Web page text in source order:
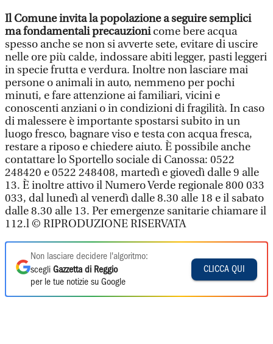
Il Comune invita la popolazione a seguire semplici
ma fondamentali precauzionicome bere acqua
spesso anche se non si avverte sete, evitare di uscire
nelle ore più calde, indossare abiti legger, pasti leggeri
in specie frutta e verdura. Inoltre non lasciare mai
persone o animali in auto, nemmeno per pochi
minuti, e fare attenzione ai familiari, vicini e
conoscenti anziani o in condizioni di fragilità. In caso
di malessere è importante spostarsi subito in un
luogo fresco, bagnare viso e testa con acqua fresca,
restare a riposo e chiedere aiuto. È possibile anche
contattare lo Sportello sociale di Canossa: 0522
248420 e 0522 248408, martedì e giovedì dalle 9 alle
13. È inoltre attivo il Numero Verde regionale 800 033
033, dal lunedì al venerdì dalle 8.30 alle 18 e il sabato
dalle 8.30 alle 13. Per emergenze sanitarie chiamare il
112.l © RIPRODUZIONE RISERVATA
Non lasciare decidere l'algoritmo:
scegli Gazzetta di Reggio
per le tue notizie su Google
CLICCA QUI